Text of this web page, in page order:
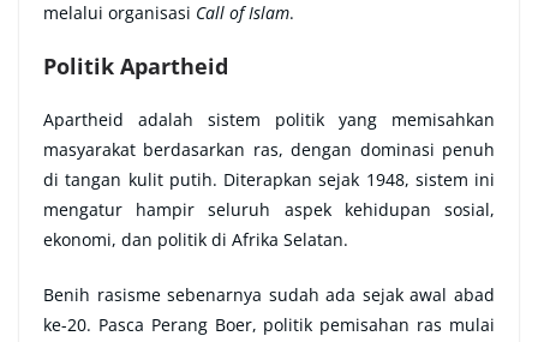
melalui organisasi Call of Islam.
Politik Apartheid
Apartheid adalah sistem politik yang memisahkan
masyarakat berdasarkan ras, dengan dominasi penuh
di tangan kulit putih. Diterapkan sejak 1948, sistem ini
mengatur hampir seluruh aspek kehidupan sosial,
ekonomi, dan politik di Afrika Selatan.
Benih rasisme sebenarnya sudah ada sejak awal abad
ke-20. Pasca Perang Boer, politik pemisahan ras mulai